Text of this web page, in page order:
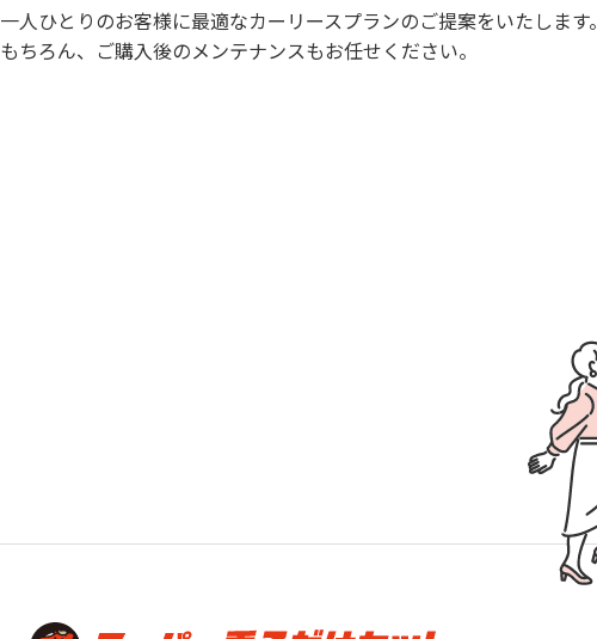
一人ひとりのお客様に最適なカーリースプランのご提案をいたします。
もちろん、ご購入後のメンテナンスもお任せください。